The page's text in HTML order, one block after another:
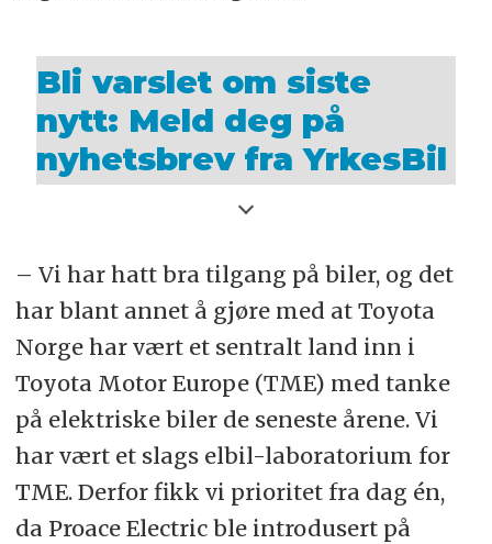
Bli varslet om siste
nytt: Meld deg på
nyhetsbrev fra YrkesBil
– Vi har hatt bra tilgang på biler, og det
har blant annet å gjøre med at Toyota
Norge har vært et sentralt land inn i
Toyota Motor Europe (TME) med tanke
på elektriske biler de seneste årene. Vi
har vært et slags elbil-laboratorium for
TME. Derfor fikk vi prioritet fra dag én,
da Proace Electric ble introdusert på